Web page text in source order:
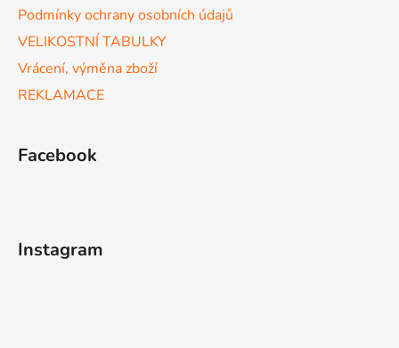
Podmínky ochrany osobních údajů
VELIKOSTNÍ TABULKY
Vrácení, výměna zboží
REKLAMACE
Facebook
Instagram